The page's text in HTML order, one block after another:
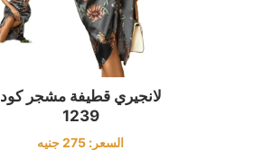
لانجيري قطيفة مشجر كود
1239
السعر: 275جنيه